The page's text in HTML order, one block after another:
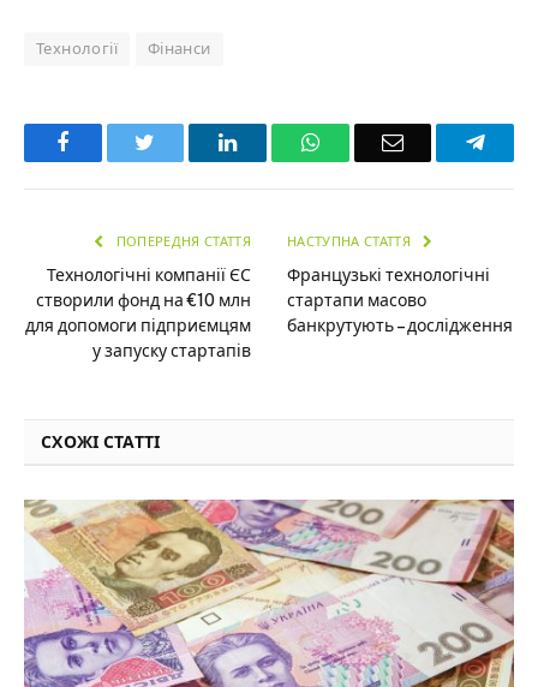
Технології Фінанси
Facebook LinkedInWhatsAppEmail
ПОПЕРЕДНЯ СТАТТЯ
Технологічні компанії ЄС
створили фонд на €10 млн
для допомоги підприємцям
у запуску стартапів
НАСТУПНА СТАТТЯ
Французькі технологічні
стартапи масово
банкрутують – дослідження
СХОЖІ СТАТТІ